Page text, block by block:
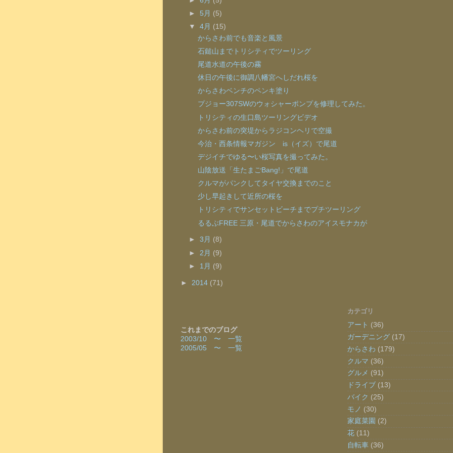
► 5月 (5)
▼4月 (15)
からさわ前でも音楽と風景
石鎚山までトリシティでツーリング
尾道水道の午後の霧
休日の午後に御調八幡宮へしだれ桜を
からさわベンチのペンキ塗り
プジョー307SWのウォシャーポンプを修理してみた。
トリシティの生口島ツーリングビデオ
からさわ前の突堤からラジコンヘリで空撮
今治・西条情報マガジン is（イズ）で尾道
デジイチでゆる〜い桜写真を撮ってみた。
山陰放送「生たまごBang!」で尾道
クルマがパンクしてタイヤ交換までのこと
少し早起きして近所の桜を
トリシティでサンセットビーチまでプチツーリング
るるぶFREE 三原・尾道でからさわのアイスモナカが
►3月 (8)
► 2月 (9)
► 1月 (9)
► 2014 (71)
これまでのブログ
2003/10 〜 一覧
2005/05 〜 一覧
カテゴリ
アート (36)
ガーデニング (17)
からさわ (179)
クルマ (36)
グルメ (91)
ドライブ (13)
バイク (25)
モノ (30)
家庭菜園 (2)
花 (11)
自転車 (36)